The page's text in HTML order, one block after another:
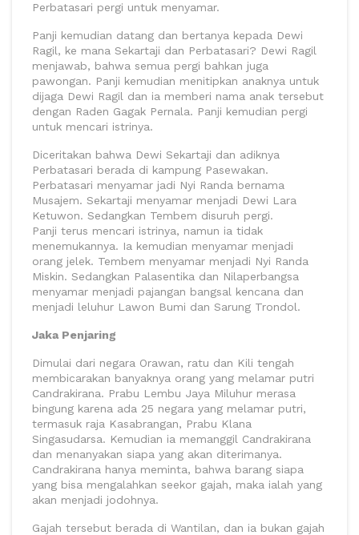
Perbatasari pergi untuk menyamar.
Panji kemudian datang dan bertanya kepada Dewi
Ragil, ke mana Sekartaji dan Perbatasari? Dewi Ragil
menjawab, bahwa semua pergi bahkan juga
pawongan. Panji kemudian menitipkan anaknya untuk
dijaga Dewi Ragil dan ia memberi nama anak tersebut
dengan Raden Gagak Pernala. Panji kemudian pergi
untuk mencari istrinya.
Diceritakan bahwa Dewi Sekartaji dan adiknya
Perbatasari berada di kampung Pasewakan.
Perbatasari menyamar jadi Nyi Randa bernama
Musajem. Sekartaji menyamar menjadi Dewi Lara
Ketuwon. Sedangkan Tembem disuruh pergi.
Panji terus mencari istrinya, namun ia tidak
menemukannya. Ia kemudian menyamar menjadi
orang jelek. Tembem menyamar menjadi Nyi Randa
Miskin. Sedangkan Palasentika dan Nilaperbangsa
menyamar menjadi pajangan bangsal kencana dan
menjadi leluhur Lawon Bumi dan Sarung Trondol.
Jaka Penjaring
Dimulai dari negara Orawan, ratu dan Kili tengah
membicarakan banyaknya orang yang melamar putri
Candrakirana. Prabu Lembu Jaya Miluhur merasa
bingung karena ada 25 negara yang melamar putri,
termasuk raja Kasabrangan, Prabu Klana
Singasudarsa. Kemudian ia memanggil Candrakirana
dan menanyakan siapa yang akan diterimanya.
Candrakirana hanya meminta, bahwa barang siapa
yang bisa mengalahkan seekor gajah, maka ialah yang
akan menjadi jodohnya.
Gajah tersebut berada di Wantilan, dan ia bukan gajah